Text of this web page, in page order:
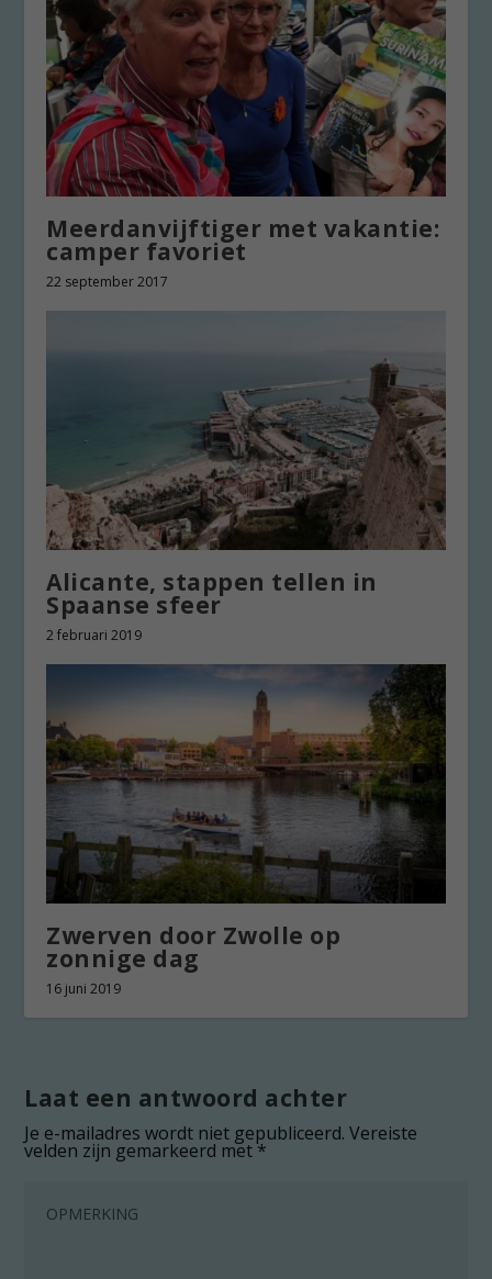
Meerdanvijftiger met vakantie:
camper favoriet
22 september 2017
Alicante, stappen tellen in
Spaanse sfeer
2 februari 2019
Zwerven door Zwolle op
zonnige dag
16 juni 2019
Laat een antwoord achter
Je e-mailadres wordt niet gepubliceerd. Vereiste
velden zijn gemarkeerd met*